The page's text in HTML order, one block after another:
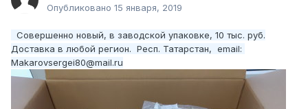
Опубликовано 15 января, 2019
Cовершенно новый, в заводской упаковке, 10 тыс. руб.
Доставка в любой регион. Респ. Татарстан, email:
Makarovsergei80@mail.ru